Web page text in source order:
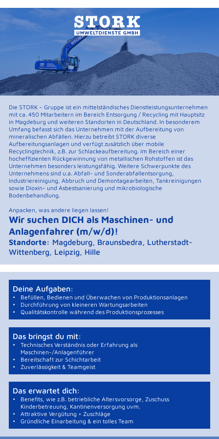
Die STORK – Gruppe ist ein mittelständisches Dienstleistungsunternehmen
mit ca. 450 Mitarbeitern im Bereich Entsorgung / Recycling mit Hauptsitz
in Magdeburg und weiteren Standorten in Deutschland. In besonderem
Umfang befasst sich das Unternehmen mit der Aufbereitung von
mineralischen Abfällen. Hierzu betreibt STORK diverse
Aufbereitungsanlagen und verfügt zusätzlich über mobile
Recyclingtechnik, z.B. zur Schlackeaufbereitung. Im Bereich einer
hocheffizienten Rückgewinnung von metallischen Rohstoffen ist das
Unternehmen besonders leistungsfähig. Weitere Schwerpunkte des
Unternehmens sind u.a. Abfall- und Sonderabfallentsorgung,
Industriereinigung, Abbruch und Demontagearbeiten, Tankreinigungen
sowie Dioxin- und Asbestsanierung und mikrobiologische
Bodenbehandlung.
Anpacken, was andere liegen lassen!
Wir suchen DICH als Maschinen- und
Anlagenfahrer (m/w/d)!
Standorte: Magdeburg, Braunsbedra, Lutherstadt-
Wittenberg, Leipzig, Hille
Deine Aufgaben:
Befüllen, Bedienen und Überwachen von Produktionsanlagen
Durchführung von kleineren Wartungsarbeiten
Qualitätskontrolle während des Produktionsprozesses
Das bringst du mit:
Technisches Verständnis oder Erfahrung als
Maschinen-/Anlagenführer
Bereitschaft zur Schichtarbeit
Zuverlässigkeit & Teamgeist
Das erwartet dich:
Benefits, wie z.B. betriebliche Altersvorsorge, Zuschuss
Kinderbetreuung, Kantinenversorgung uvm.
Attraktive Vergütung + Zuschläge
Gründliche Einarbeitung & ein tolles Team